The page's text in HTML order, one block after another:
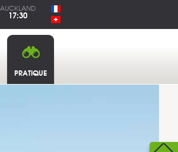
AUCKLAND
17:30
PRATIQUE